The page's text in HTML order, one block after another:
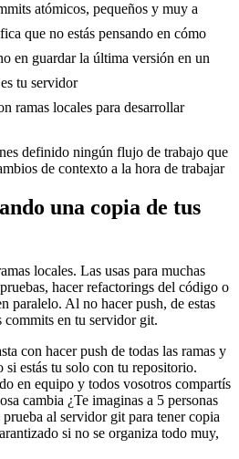
atómicos, pequeños y muy a
que no estás pensando en cómo
en guardar la última versión en un
tu servidor
ramas locales para desarrollar
definido ningún flujo de trabajo que
de contexto a la hora de trabajar
una copia de tus
locales. Las usas para muchas
hacer refactorings del código o
paralelo. Al no hacer push, de estas
commits en tu servidor git.
con hacer push de todas las ramas y
si estás tu solo con tu repositorio.
en equipo y todos vosotros compartís
cambia ¿Te imaginas a 5 personas
al servidor git para tener copia
si no se organiza todo muy,